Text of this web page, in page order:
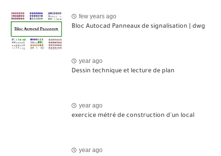
few years ago
Bloc Autocad Panneaux de signalisation | dwg
year ago
Dessin technique et lecture de plan
year ago
exercice métré de construction d'un local
year ago